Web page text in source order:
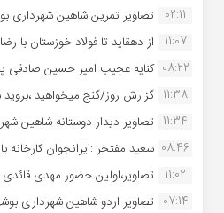
02:11
تصاویر تمرین شاهین شهردارى
11:07
از دهقاید تا فولاد خوزستان با
08:22 کنایه عجیب امیر حسین صادقی
11:38 گزارش روز/گنج میخواهید ،بروید
11:34 تصاویر دیدار دوستانه شاهین
08:46 سعید مفتخر :ایرانجوان کارخانه
11:02
تصاویر،اولین حضور مهدی قائدی
07:14 تصاویر اردو شاهین شهرداری